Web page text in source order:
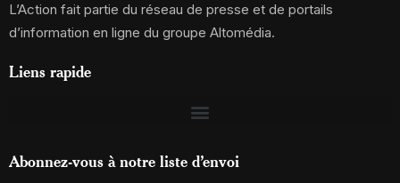
L’Action fait partie du réseau de presse et de portails
d’information en ligne du groupe Altomédia.
Liens rapide
Abonnez-vous à notre liste d’envoi